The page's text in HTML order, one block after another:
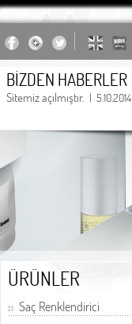
BİZDEN HABERLER
Sitemiz açılmıştır. | 5.10.2014
undefined
ÜRÜNLER
Saç Renklendirici